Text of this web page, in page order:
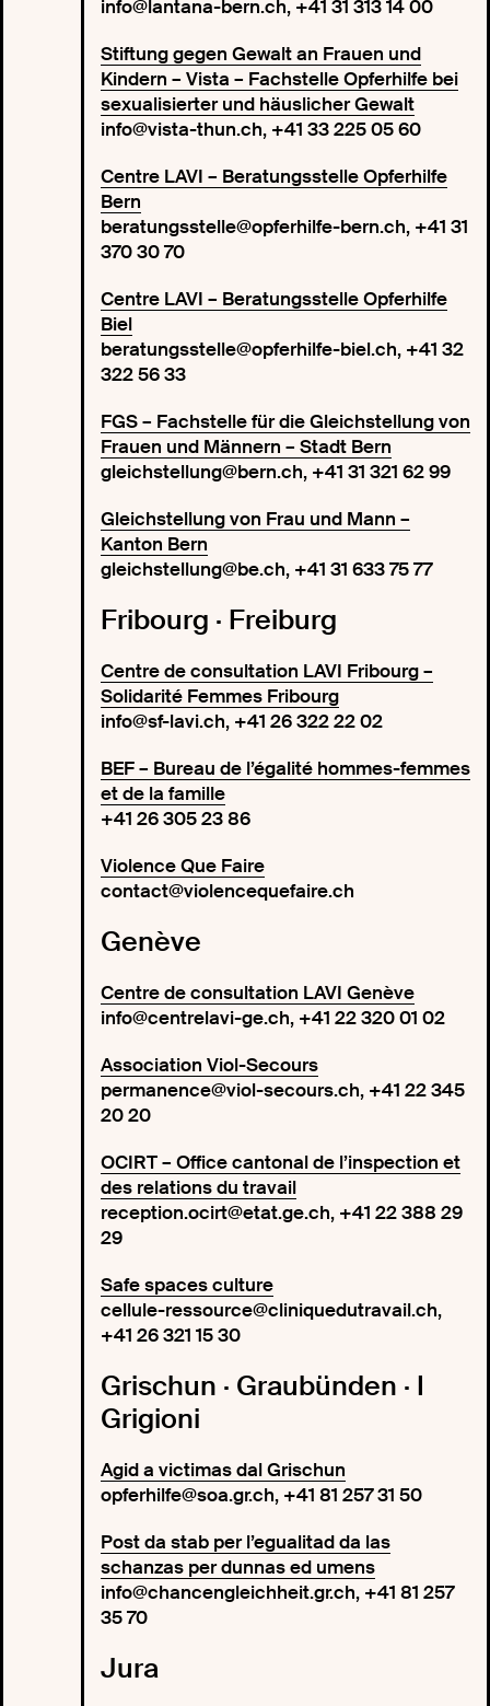
info@lantana-bern.ch, +41 31 313 14 00
Stiftung gegen Gewalt an Frauen und
Kindern – Vista – Fachstelle Opferhilfe bei
sexualisierter und häuslicher Gewalt
info@vista-thun.ch, +41 33 225 05 60
Centre LAVI – Beratungsstelle Opferhilfe
Bern
beratungsstelle@opferhilfe-bern.ch, +41 31
370 30 70
Centre LAVI – Beratungsstelle Opferhilfe
Biel
beratungsstelle@opferhilfe-biel.ch, +41 32
322 56 33
FGS – Fachstelle für die Gleichstellung von
Frauen und Männern – Stadt Bern
gleichstellung@bern.ch, +41 31 321 62 99
Gleichstellung von Frau und Mann –
Kanton Bern
gleichstellung@be.ch, +41 31 633 75 77
Fribourg · Freiburg
Centre de consultation LAVI Fribourg –
Solidarité Femmes Fribourg
info@sf-lavi.ch, +41 26 322 22 02
BEF – Bureau de l’égalité hommes-femmes
et de la famille
+41 26 305 23 86
Violence Que Faire
contact@violencequefaire.ch
Genève
Centre de consultation LAVI Genève
info@centrelavi-ge.ch, +41 22 320 01 02
Association Viol-Secours
permanence@viol-secours.ch, +41 22 345
20 20
OCIRT – Office cantonal de l’inspection et
des relations du travail
reception.ocirt@etat.ge.ch, +41 22 388 29
29
Safe spaces culture
cellule-ressource@cliniquedutravail.ch,
+41 26 321 15 30
Grischun · Graubünden · I
Grigioni
Agid a victimas dal Grischun
opferhilfe@soa.gr.ch, +41 81 257 31 50
Post da stab per l’egualitad da las
schanzas per dunnas ed umens
info@chancengleichheit.gr.ch, +41 81 257
35 70
Jura